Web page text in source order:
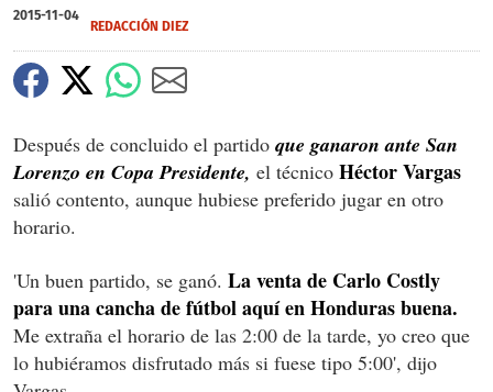
2015-11-04
REDACCIÓN DIEZ
Después de concluido el partido que ganaron ante San
Lorenzo en Copa Presidente, el técnico Héctor Vargas
salió contento, aunque hubiese preferido jugar en otro
horario.
'Un buen partido, se ganó. La venta de Carlo Costly
para una cancha de fútbol aquí en Honduras buena.
Me extraña el horario de las 2:00 de la tarde, yo creo que
lo hubiéramos disfrutado más si fuese tipo 5:00', dijo